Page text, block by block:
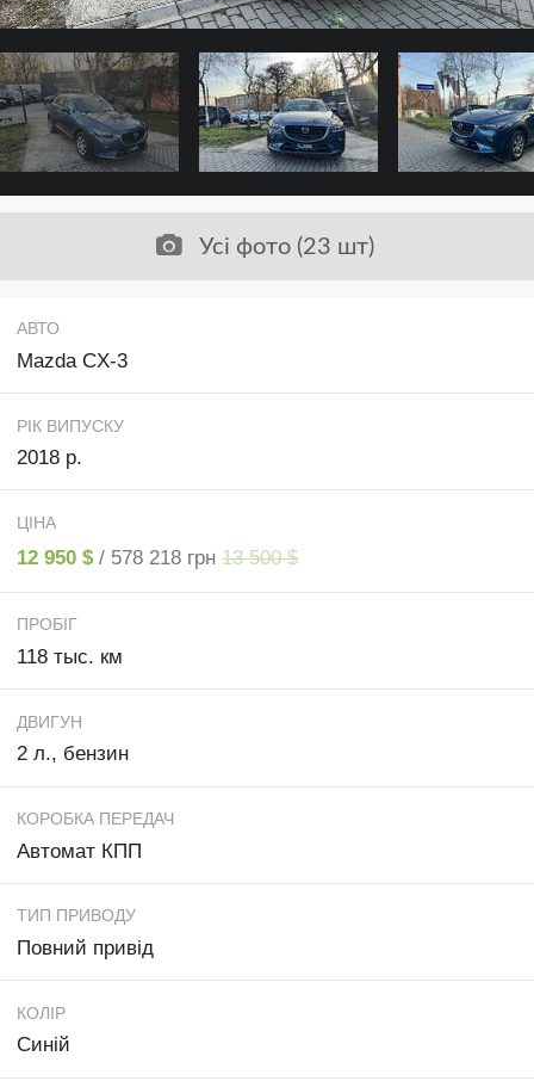
Усі фото (23 шт)
АВТО
Mazda CX-3
РІК ВИПУСКУ
2018 р.
ЦІНА
12 950 $ / 578 218 грн 13 500 $
ПРОБІГ
118 тыс. км
ДВИГУН
2 л., бензин
КОРОБКА ПЕРЕДАЧ
Автомат КПП
ТИП ПРИВОДУ
Повний привід
КОЛІР
Синій